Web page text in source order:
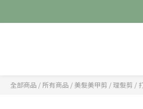
全部商品 / 所有商品 / 美髮美甲剪 /理髮剪 /